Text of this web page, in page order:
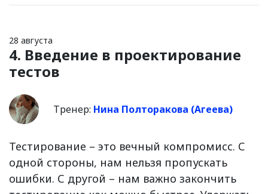
28 августа
4. Введение в проектирование
тестов
Тренер: Нина Полторакова (Агеева)
Тестирование – это вечный компромисс. С
одной стороны, нам нельзя пропускать
ошибки. С другой – нам важно закончить